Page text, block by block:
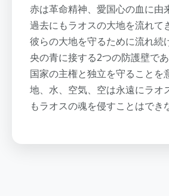
赤は革命精神、愛国心の血に由
過去にもラオスの大地を流れて
彼らの大地を守るために流れ続
央の青に接する2つの防護壁で
国家の主権と独立を守ることを
地、水、空気、空は永遠にラオ
もラオスの魂を侵すことはでき